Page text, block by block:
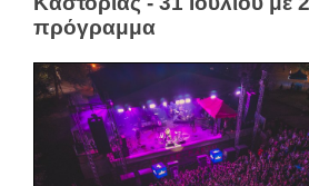
πρόγραμμα